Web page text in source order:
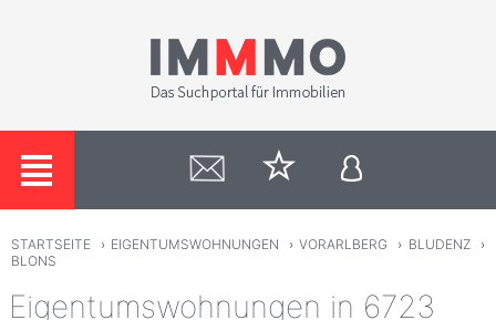
STARTSEITE › EIGENTUMSWOHNUNGEN › VORARLBERG › BLUDENZ
›
BLONS
Eigentumswohnungen in 6723